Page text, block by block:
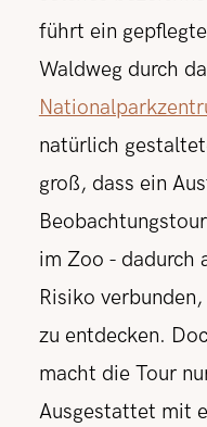
führt ein
Waldweg durch
natürlich
groß, dass ein
im Zoo - dadurch
Risiko
zu entdecken.
macht die Tour
Ausgestattet mit